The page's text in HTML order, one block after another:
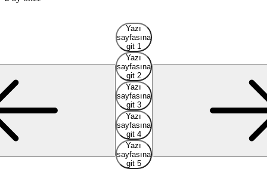
Yazı
sayfasına
git 1
Yazı
sayfasına
git 2
Yazı
sayfasına
git 3
Yazı
sayfasına
git 4
Yazı
sayfasına
git 5